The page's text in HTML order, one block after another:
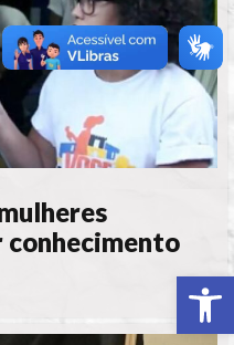
conhecimento